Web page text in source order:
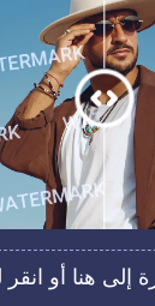
هنا أو انقر